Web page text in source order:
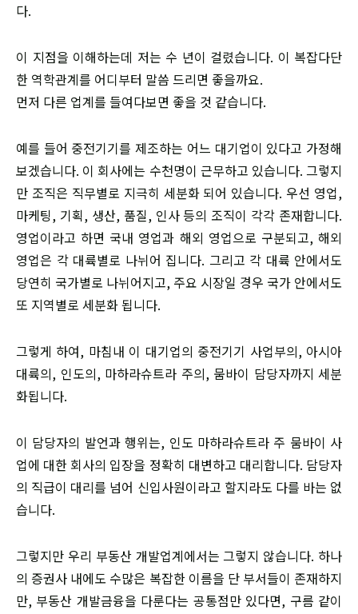
다.
​이 지점을 이해하는데 저는 수 년이 걸렸습니다. 이 복잡다단
한 역학관계를 어디부터 말씀 드리면 좋을까요.
​먼저 다른 업계를 들여다보면 좋을 것 같습니다.
​예를 들어 중전기기를 제조하는 어느 대기업이 있다고 가정해
보겠습니다. 이 회사에는 수천명이 근무하고 있습니다. 그렇지
만 조직은 직무별로 지극히 세분화 되어 있습니다. 우선 영업,
마케팅, 기획, 생산, 품질, 인사 등의 조직이 각각 존재합니다.
영업이라고 하면 국내 영업과 해외 영업으로 구분되고, 해외
영업은 각 대륙별로 나뉘어 집니다. 그리고 각 대륙 안에서도
당연히 국가별로 나뉘어지고, 주요 시장일 경우 국가 안에서도
또 지역별로 세분화 됩니다.
​그렇게 하여, 마침내 이 대기업의 중전기기 사업부의, 아시아
대륙의, 인도의, 마하라슈트라 주의, 뭄바이 담당자까지 세분
화됩니다.
​이 담당자의 발언과 행위는, 인도 마하라슈트라 주 뭄바이 사
업에 대한 회사의 입장을 정확히 대변하고 대리합니다. 담당자
의 직급이 대리를 넘어 신입사원이라고 할지라도 다를 바는 없
습니다.
​그렇지만 우리 부동산 개발업계에서는 그렇지 않습니다. 하나
의 증권사 내에도 수많은 복잡한 이름을 단 부서들이 존재하지
만, 부동산 개발금융을 다룬다는 공통점만 있다면, 구름 같이